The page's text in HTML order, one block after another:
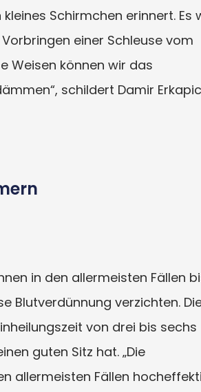
Schirmchen erinnert. Es
einer Schleuse vom
Weisen können wir das
schildert Damir
in den allermeisten Fällen
Blutverdünnung verzichten.
von drei bis sechs
guten Sitz hat. „Die
allermeisten Fällen